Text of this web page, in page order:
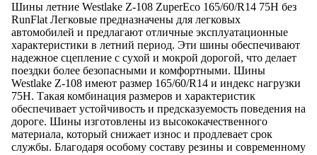
Шины летние Westlake Z-108 ZuperEco 165/60/R14 75H без
RunFlat Легковые предназначены для легковых
автомобилей и предлагают отличные эксплуатационные
характеристики в летний период. Эти шины обеспечивают
надежное сцепление с сухой и мокрой дорогой, что делает
поездки более безопасными и комфортными. Шины
Westlake Z-108 имеют размер 165/60/R14 и индекс нагрузки
75H. Такая комбинация размеров и характеристик
обеспечивает устойчивость и предсказуемость поведения на
дороге. Шины изготовлены из высококачественного
материала, который снижает износ и продлевает срок
службы. Благодаря особому составу резины и современному